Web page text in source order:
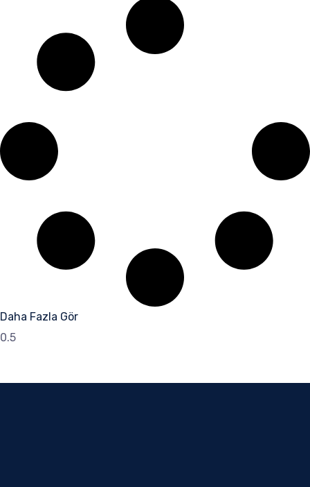
Daha Fazla Gör